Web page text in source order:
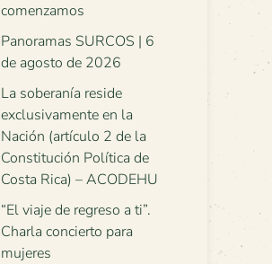
comenzamos
Panoramas SURCOS | 6
de agosto de 2026
La soberanía reside
exclusivamente en la
Nación (artículo 2 de la
Constitución Política de
Costa Rica) – ACODEHU
“El viaje de regreso a ti”.
Charla concierto para
mujeres